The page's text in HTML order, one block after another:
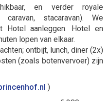
en verder royale
caravan, stacaravan). We
aanleggen. Hotel en
lopen van elkaar.
ontbijt, lunch, diner (2x)
(zoals botenvervoer) zijn
)